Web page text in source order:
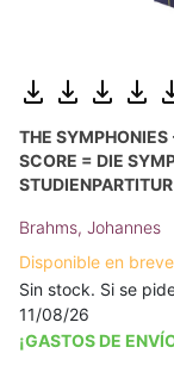
THE
SCORE = DIE
STUDIENPARTITUR
Brahms, Johannes
Disponible en breve
Sin stock. Si se
11/08/26
¡GASTOS DE